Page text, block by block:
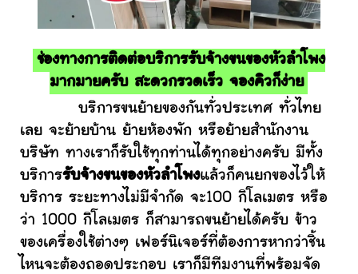
ช่องทางการติดต่อบริการรับจ้างขนของหัวลำโพง
มากมายครับ สะดวกรวดเร็ว จองคิวก็ง่าย
บริการขนย้ายของกันทั่วประเทศ ทั่วไทย
เลย จะย้ายบ้าน ย้ายห้องพัก หรือย้ายสำนักงาน
บริษัท ทางเราก็รับใช้ทุกท่านได้ทุกอย่างครับ มีทั้ง
บริการรับจ้างขนของหัวลำโพงแล้วก็คนยกของไว้ให้
บริการ ระยะทางไม่มีจำกัด จะ100 กิโลเมตร หรือ
ว่า 1000 กิโลเมตร ก็สามารถขนย้ายได้ครับ ข้าว
ของเครื่องใช้ต่างๆ เฟอร์นิเจอร์ที่ต้องการหากว่าชิ้น
ไหนจะต้องถอดประกอบ เราก็มีทีมงานที่พร้อมจัด